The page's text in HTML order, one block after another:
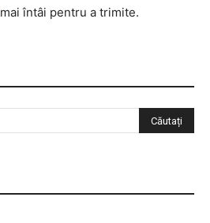
mai întâi pentru a trimite.